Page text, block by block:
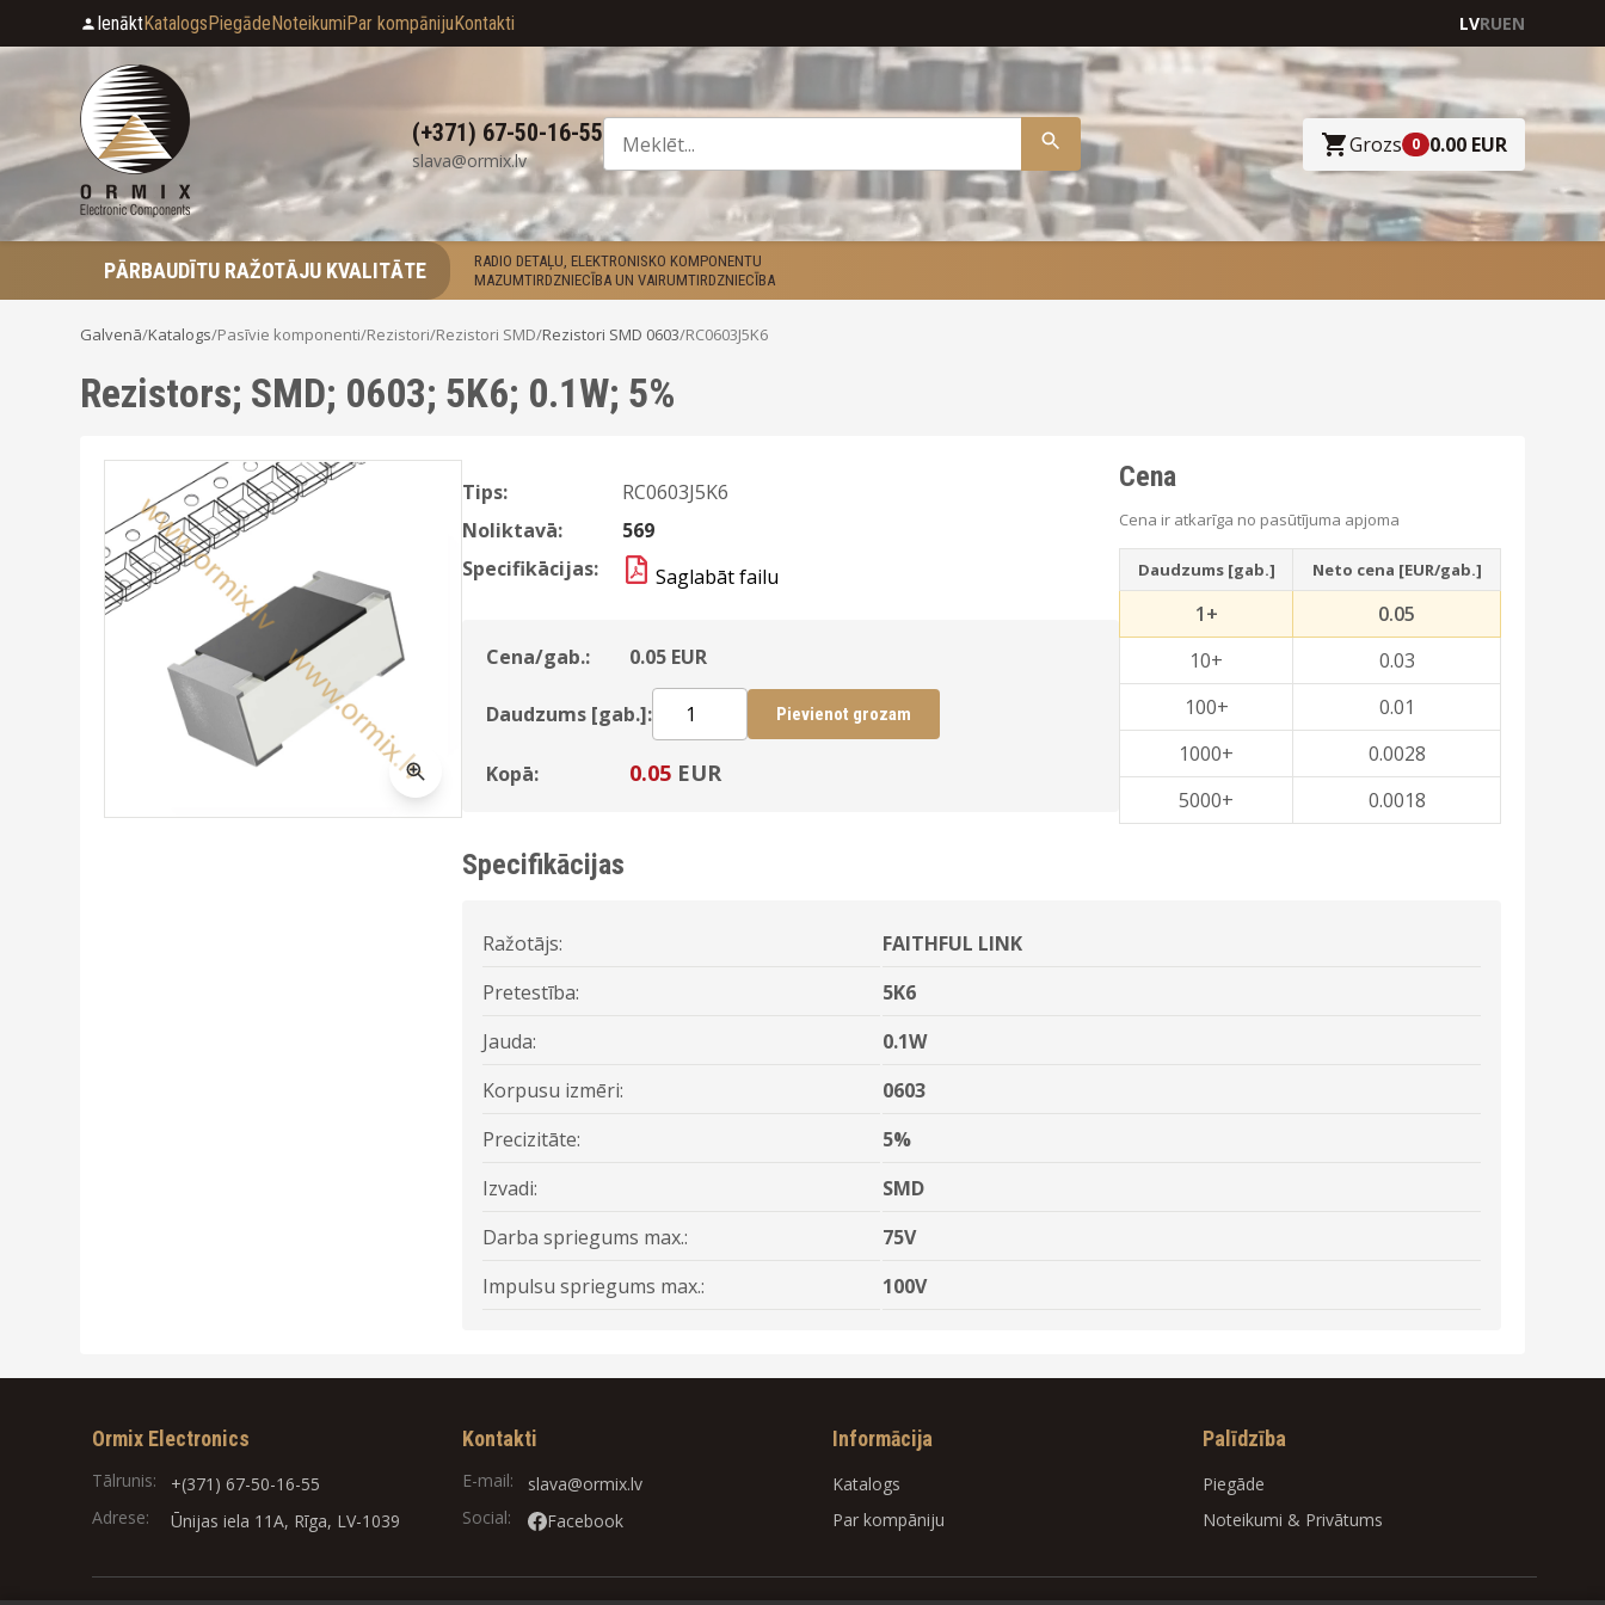
IenāktKatalogsPiegādeNoteikumiPar kompānijuKontakti LVRUEN
(+371) 67-50-16-55
slava@ormix.lv
Grozs 0 0.00 EUR
PĀRBAUDĪTU RAŽOTĀJU KVALITĀTE
RADIO DETAĻU, ELEKTRONISKO KOMPONENTU
MAZUMTIRDZNIECĪBA UN VAIRUMTIRDZNIECĪBA
Galvenā/Katalogs/Pasīvie komponenti/Rezistori/Rezistori SMD/Rezistori SMD 0603/RC0603J5K6
Rezistors; SMD; 0603; 5K6; 0.1W; 5%
Tips:
RC0603J5K6
Noliktavā:
569
Specifikācijas:
Saglabāt failu
Cena/gab.: 0.05 EUR
Daudzums [gab.]: Pievienot grozam
Kopā: 0.05 EUR
Cena
Cena ir atkarīga no pasūtījuma apjoma
Daudzums [gab.] Neto cena [EUR/gab.]
1+
0.05
10+
0.03
100+
0.01
1000+
0.0028
5000+
0.0018
Specifikācijas
Ražotājs:
FAITHFUL LINK
Pretestība:
5K6
Jauda:
0.1W
Korpusu izmēri:
0603
Precizitāte:
5%
Izvadi:
SMD
Darba spriegums max.:
75V
Impulsu spriegums max.:
100V
Ormix Electronics
Tālrunis:
+(371) 67-50-16-55
Adrese:
Ūnijas iela 11A, Rīga, LV-1039
Kontakti
E-mail:
slava@ormix.lv
Social:
Facebook
Informācija
Katalogs
Par kompāniju
Palīdzība
Piegāde
Noteikumi & Privātums